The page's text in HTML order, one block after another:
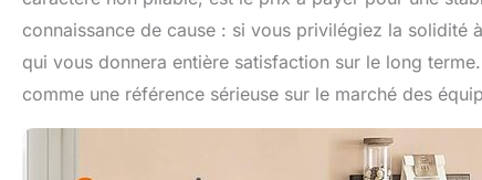
connaissance de cause : si vous privilégiez la solidité
qui vous donnera entière satisfaction sur le long
comme une référence sérieuse sur le marché des